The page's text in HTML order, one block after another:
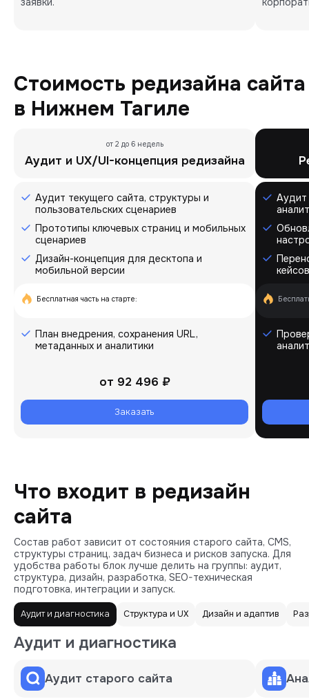
Стоимость редизайна сайта
в Нижнем Тагиле
от 2 до 6 недель
Аудит и UX/UI-концепция редизайна
Аудит текущего сайта, структуры и
пользовательских сценариев
Прототипы ключевых страниц и мобильных
сценариев
Дизайн-концепция для десктопа и
мобильной версии
Бесплатная часть на старте:
План внедрения, сохранения URL,
метаданных и аналитики
от 92 496 ₽
Заказать
Аудит
Что входит в редизайн
сайта
Состав работ зависит от состояния старого сайта, CMS,
структуры страниц, задач бизнеса и рисков запуска. Для
удобства работы блок лучше делить на группы: аудит,
структура, дизайн, разработка, SEO-техническая
подготовка, интеграции и запуск.
Аудит и диагностика Структура и UX Дизайн и адаптив
Аудит и диагностика
Аудит старого сайта